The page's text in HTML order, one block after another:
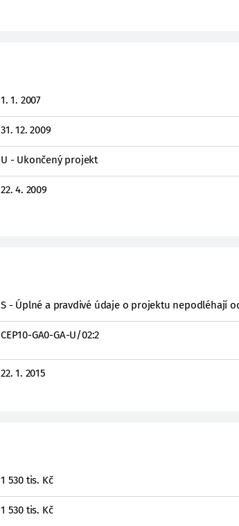
1. 1. 2007
31. 12. 2009
U - Ukončený projekt
22. 4. 2009
S - Úplné a pravdivé údaje o projektu nepodléhají
CEP10-GA0-GA-U/02:2
22. 1. 2015
1 530 tis. Kč
1 530 tis. Kč